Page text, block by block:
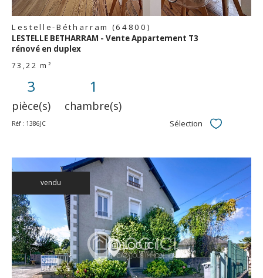
Lestelle-Bétharram (64800)
LESTELLE BETHARRAM - Vente Appartement T3
rénové en duplex
73,22 m²
3
pièce(s)
1
chambre(s)
Réf : 1386JC Sélection Sélectionner
vendu
voir le
bien